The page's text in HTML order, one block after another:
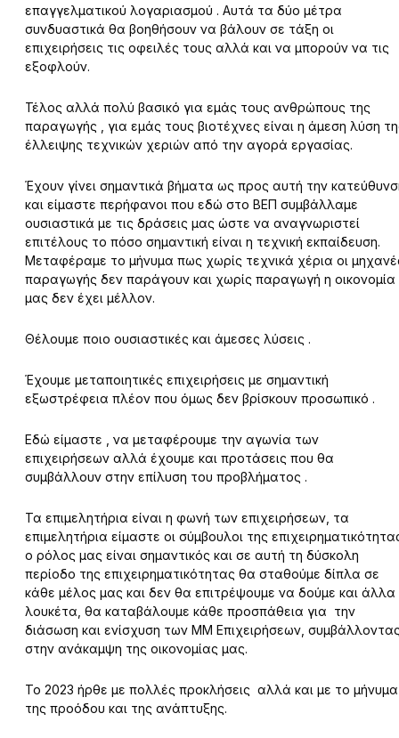
επαγγελματικού λογαριασμού . Αυτά τα δύο μέτρα
συνδυαστικά θα βοηθήσουν να βάλουν σε τάξη οι
επιχειρήσεις τις οφειλές τους αλλά και να μπορούν να τις
εξοφλούν.
Τέλος αλλά πολύ βασικό για εμάς τους ανθρώπους της
παραγωγής , για εμάς τους βιοτέχνες είναι η άμεση λύση
έλλειψης τεχνικών χεριών από την αγορά εργασίας.
Έχουν γίνει σημαντικά βήματα ως προς αυτή την
και είμαστε περήφανοι που εδώ στο ΒΕΠ συμβάλλαμε
ουσιαστικά με τις δράσεις μας ώστε να αναγνωριστεί
επιτέλους το πόσο σημαντική είναι η τεχνική εκπαίδευση.
Μεταφέραμε το μήνυμα πως χωρίς τεχνικά χέρια οι
παραγωγής δεν παράγουν και χωρίς παραγωγή η οικονομία
μας δεν έχει μέλλον.
Θέλουμε ποιο ουσιαστικές και άμεσες λύσεις .
Έχουμε μεταποιητικές επιχειρήσεις με σημαντική
εξωστρέφεια πλέον που όμως δεν βρίσκουν προσωπικό .
Εδώ είμαστε , να μεταφέρουμε την αγωνία των
επιχειρήσεων αλλά έχουμε και προτάσεις που θα
συμβάλλουν στην επίλυση του προβλήματος .
Τα επιμελητήρια είναι η φωνή των επιχειρήσεων, τα
επιμελητήρια είμαστε οι σύμβουλοι της
ο ρόλος μας είναι σημαντικός και σε αυτή τη δύσκολη
περίοδο της επιχειρηματικότητας θα σταθούμε δίπλα σε
κάθε μέλος μας και δεν θα επιτρέψουμε να δούμε και άλλα
λουκέτα, θα καταβάλουμε κάθε προσπάθεια για την
διάσωση και ενίσχυση των ΜΜ Επιχειρήσεων,
στην ανάκαμψη της οικονομίας μας.
Το 2023 ήρθε με πολλές προκλήσεις αλλά και με το μήνυμα
της προόδου και της ανάπτυξης.